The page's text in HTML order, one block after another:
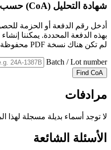
شهادة التحليل (CoA) حسب الدفعة
أدخل رقم الدفعة أو الحزمة
بهذه الدفعة المحددة. يمكننا
لم تكن هناك نسخة PDF محفوظة.
Batch / Lot number
Find CoA
مرادفات
لا توجد أسماء بديلة مسجلة لهذا
الأسئلة الشائعة